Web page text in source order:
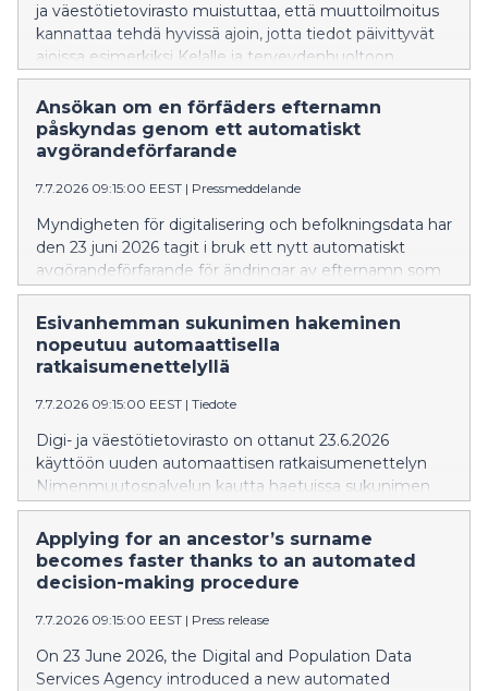
ja väestötietovirasto muistuttaa, että muuttoilmoitus
kannattaa tehdä hyvissä ajoin, jotta tiedot päivittyvät
ajoissa esimerkiksi Kelalle ja terveydenhuoltoon.
Ansökan om en förfäders efternamn
påskyndas genom ett automatiskt
avgörandeförfarande
7.7.2026 09:15:00 EEST | Pressmeddelande
Myndigheten för digitalisering och befolkningsdata har
den 23 juni 2026 tagit i bruk ett nytt automatiskt
avgörandeförfarande för ändringar av efternamn som
sökts via Namnändringstjänsten, där en myndig
person ansöker om ett nytt efternamn som hens
förälder, mormor/farmor eller morfar/farfar har haft och
vars uppgifter syns i befolkningsdatasystemet.
Esivanhemman sukunimen hakeminen
nopeutuu automaattisella
ratkaisumenettelyllä
7.7.2026 09:15:00 EEST | Tiedote
Digi- ja väestötietovirasto on ottanut 23.6.2026
käyttöön uuden automaattisen ratkaisumenettelyn
Nimenmuutospalvelun kautta haetuissa sukunimen
muutoksissa, joissa täysi-ikäinen henkilö hakee uudeksi
sukunimeksi sellaista sukunimeä, joka on ollut hänen
vanhemmallaan, isoäidillään tai isoisällään, ja tiedot
näkyvät väestötietojärjestelmässä.
Applying for an ancestor’s surname
becomes faster thanks to an automated
decision-making procedure
7.7.2026 09:15:00 EEST | Press release
On 23 June 2026, the Digital and Population Data
Services Agency introduced a new automated